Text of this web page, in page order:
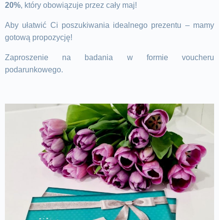
20%, który obowiązuje przez cały maj!
Aby ułatwić Ci poszukiwania idealnego prezentu – mamy
gotową propozycję!
Zaproszenie na badania w formie voucheru
podarunkowego.